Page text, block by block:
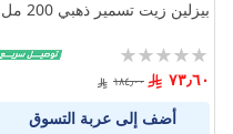
بيزلين زيت تسمير ذهبي 200 مل
Rating:
0%
٧٣٫٦٠ ١٨٤٫٠٠
أضف إلى عربة التسوق